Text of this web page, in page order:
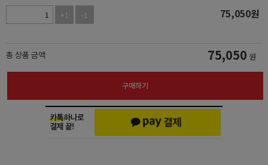
+1
-1 75,050원
총 상품 금액 75,050 원
구매하기